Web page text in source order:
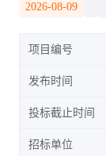
2026-08-09
项目编号
发布时间
投标截止时间
招标单位